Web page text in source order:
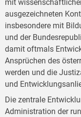
mit
ausgezeichneten
insbesondere mit
und der
damit oftmals
Ansprüchen des
werden und die
und
Die zentrale
Administration der